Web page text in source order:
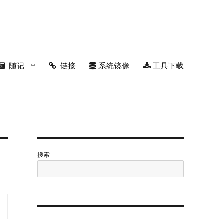
随记 链接 系统镜像 工具下载
搜索